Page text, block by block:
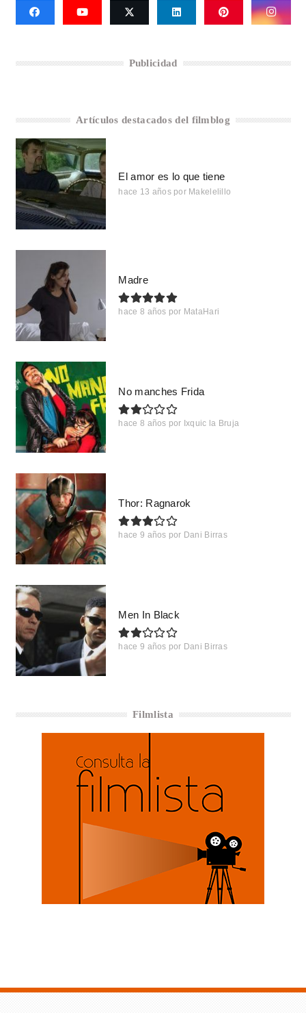
Publicidad
Artículos destacados del filmblog
El amor es lo que tiene
hace 13 años por Makelelillo
Madre
hace 8 años por MataHari
No manches Frida
hace 8 años por Ixquic la Bruja
Thor: Ragnarok
hace 9 años por Dani Birras
Men In Black
hace 9 años por Dani Birras
Filmlista